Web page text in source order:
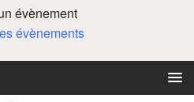
évènement
évènements